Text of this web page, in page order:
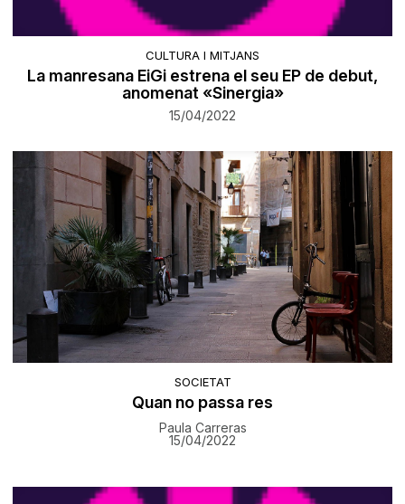
CULTURA I MITJANS
La manresana EiGi estrena el seu EP de debut,
anomenat «Sinergia»
15/04/2022
SOCIETAT
Quan no passa res
Paula Carreras
15/04/2022